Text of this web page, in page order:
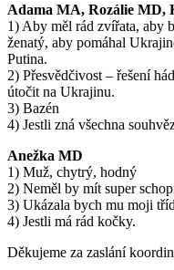
Adama MA, Rozálie MD,
1) Aby měl rád zvířata, aby
ženatý, aby pomáhal
Putina.
2) Přesvědčivost – řešení
útočit na Ukrajinu.
3) Bazén
4) Jestli zná všechna
Anežka MD
1) Muž, chytrý, hodný
2) Neměl by mít super
3) Ukázala bych mu moji
4) Jestli má rád kočky.
Děkujeme za zaslání